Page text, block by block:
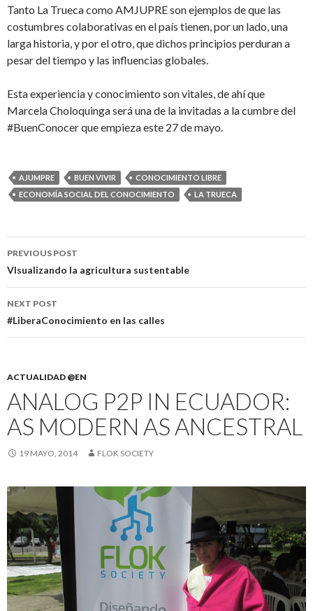
Tanto La Trueca como AMJUPRE son ejemplos de que las
costumbres colaborativas en el país tienen, por un lado, una
larga historia, y por el otro, que dichos principios perduran a
pesar del tiempo y las influencias globales.
Esta experiencia y conocimiento son vitales, de ahí que
Marcela Choloquinga será una de la invitadas a la cumbre del
#BuenConocer que empieza este 27 de mayo.
AJUMPRE BUEN VIVIR
CONOCIMIENTO LIBRE
ECONOMÍA SOCIAL DEL CONOCIMIENTO
LA TRUECA
Post navigation
PREVIOUS POST
VIsualizando la agricultura sustentable
NEXT POST
#LiberaConocimiento en las calles
ACTUALIDAD @EN
ANALOG P2P IN ECUADOR:
AS MODERN AS ANCESTRAL
19 MAYO, 2014 FLOK SOCIETY